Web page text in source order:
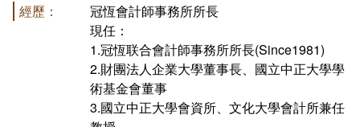
畢業學分配置
課程地圖主頁
奬助學金一覽表
經歷：
冠恆會計師事務所所長
現任：
1.冠恆联合會計師事務所所長(Since1981)
2.財團法人企業大學董事長、國立中正大學學
術基金會董事
3.國立中正大學會資所、文化大學會計所兼任